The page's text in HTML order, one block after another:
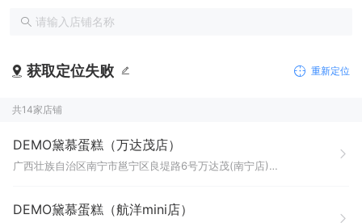
获取定位失败 重新定位
共14家店铺
DEMO黛慕蛋糕（万达茂店）
广西壮族自治区南宁市邕宁区良堤路6号万达茂(南宁店)2号门进来100米左右；黛慕蛋糕【一楼1036号商铺】
DEMO黛慕蛋糕（航洋mini店）